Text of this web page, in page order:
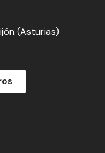
(Asturias)